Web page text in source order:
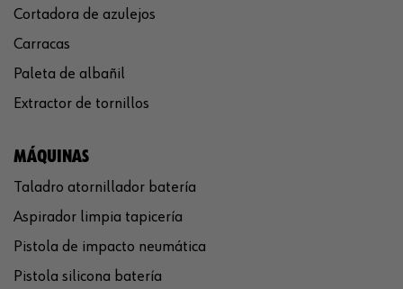
Cortadora de azulejos
Carracas
Paleta de albañil
Extractor de tornillos
MÁQUINAS
Taladro atornillador batería
Aspirador limpia tapicería
Pistola de impacto neumática
Pistola silicona batería